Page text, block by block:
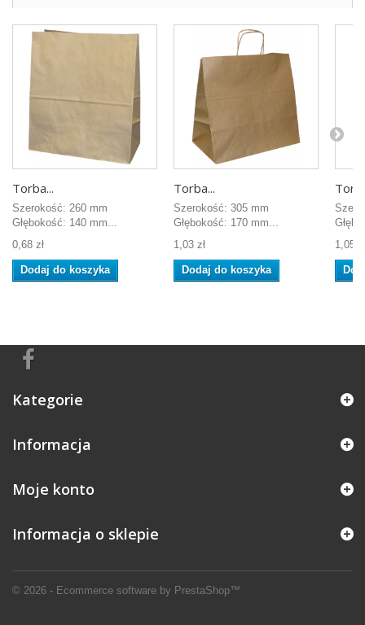
Torba...
Szerokość: 260 mm
Głębokość: 140 mm...
0,68 zł
Dodaj do koszyka
Torba...
Szerokość: 305 mm
Głębokość: 170 mm...
1,03 zł
Dodaj do koszyka
1,05
Kategorie
Informacja
© 2026 - Ecommerce software by PrestaShop™
Moje konto
Informacja o sklepie